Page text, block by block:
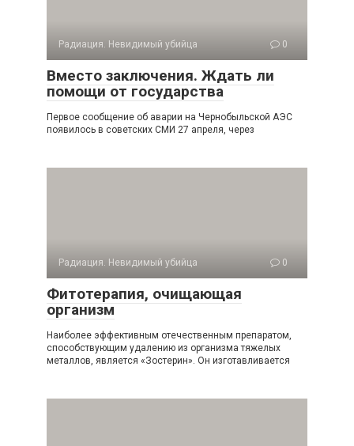
Радиация. Невидимый убийца 0
Вместо заключения. Ждать ли
помощи от государства
Первое сообщение об аварии на Чернобыльской АЭС
появилось в советских СМИ 27 апреля, через
Радиация. Невидимый убийца 0
Фитотерапия, очищающая
организм
Наиболее эффективным отечественным препаратом,
спо­собствующим удалению из организма тяжелых
металлов, является «Зостерин». Он изготавливается